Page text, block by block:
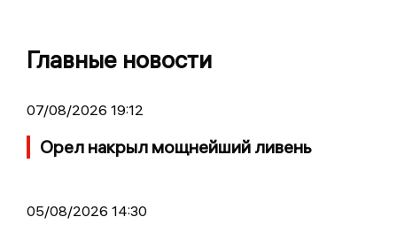
Главные новости
07/08/2026 19:12
Орел накрыл мощнейший ливень
05/08/2026 14:30